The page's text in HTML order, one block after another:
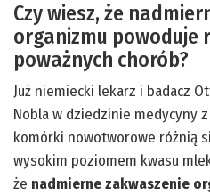
Czy wiesz, że
organizmu powoduje
poważnych chorób?
Już niemiecki lekarz i badacz
Nobla w dziedzinie medycyny z
komórki nowotworowe różnią
wysokim poziomem kwasu
że nadmierne zakwaszenie